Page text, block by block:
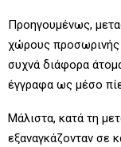
Προηγουμένως,
χώρους προσωρινής
συχνά διάφορα
έγγραφα ως μέσο
Μάλιστα, κατά τη
εξαναγκάζονταν σε